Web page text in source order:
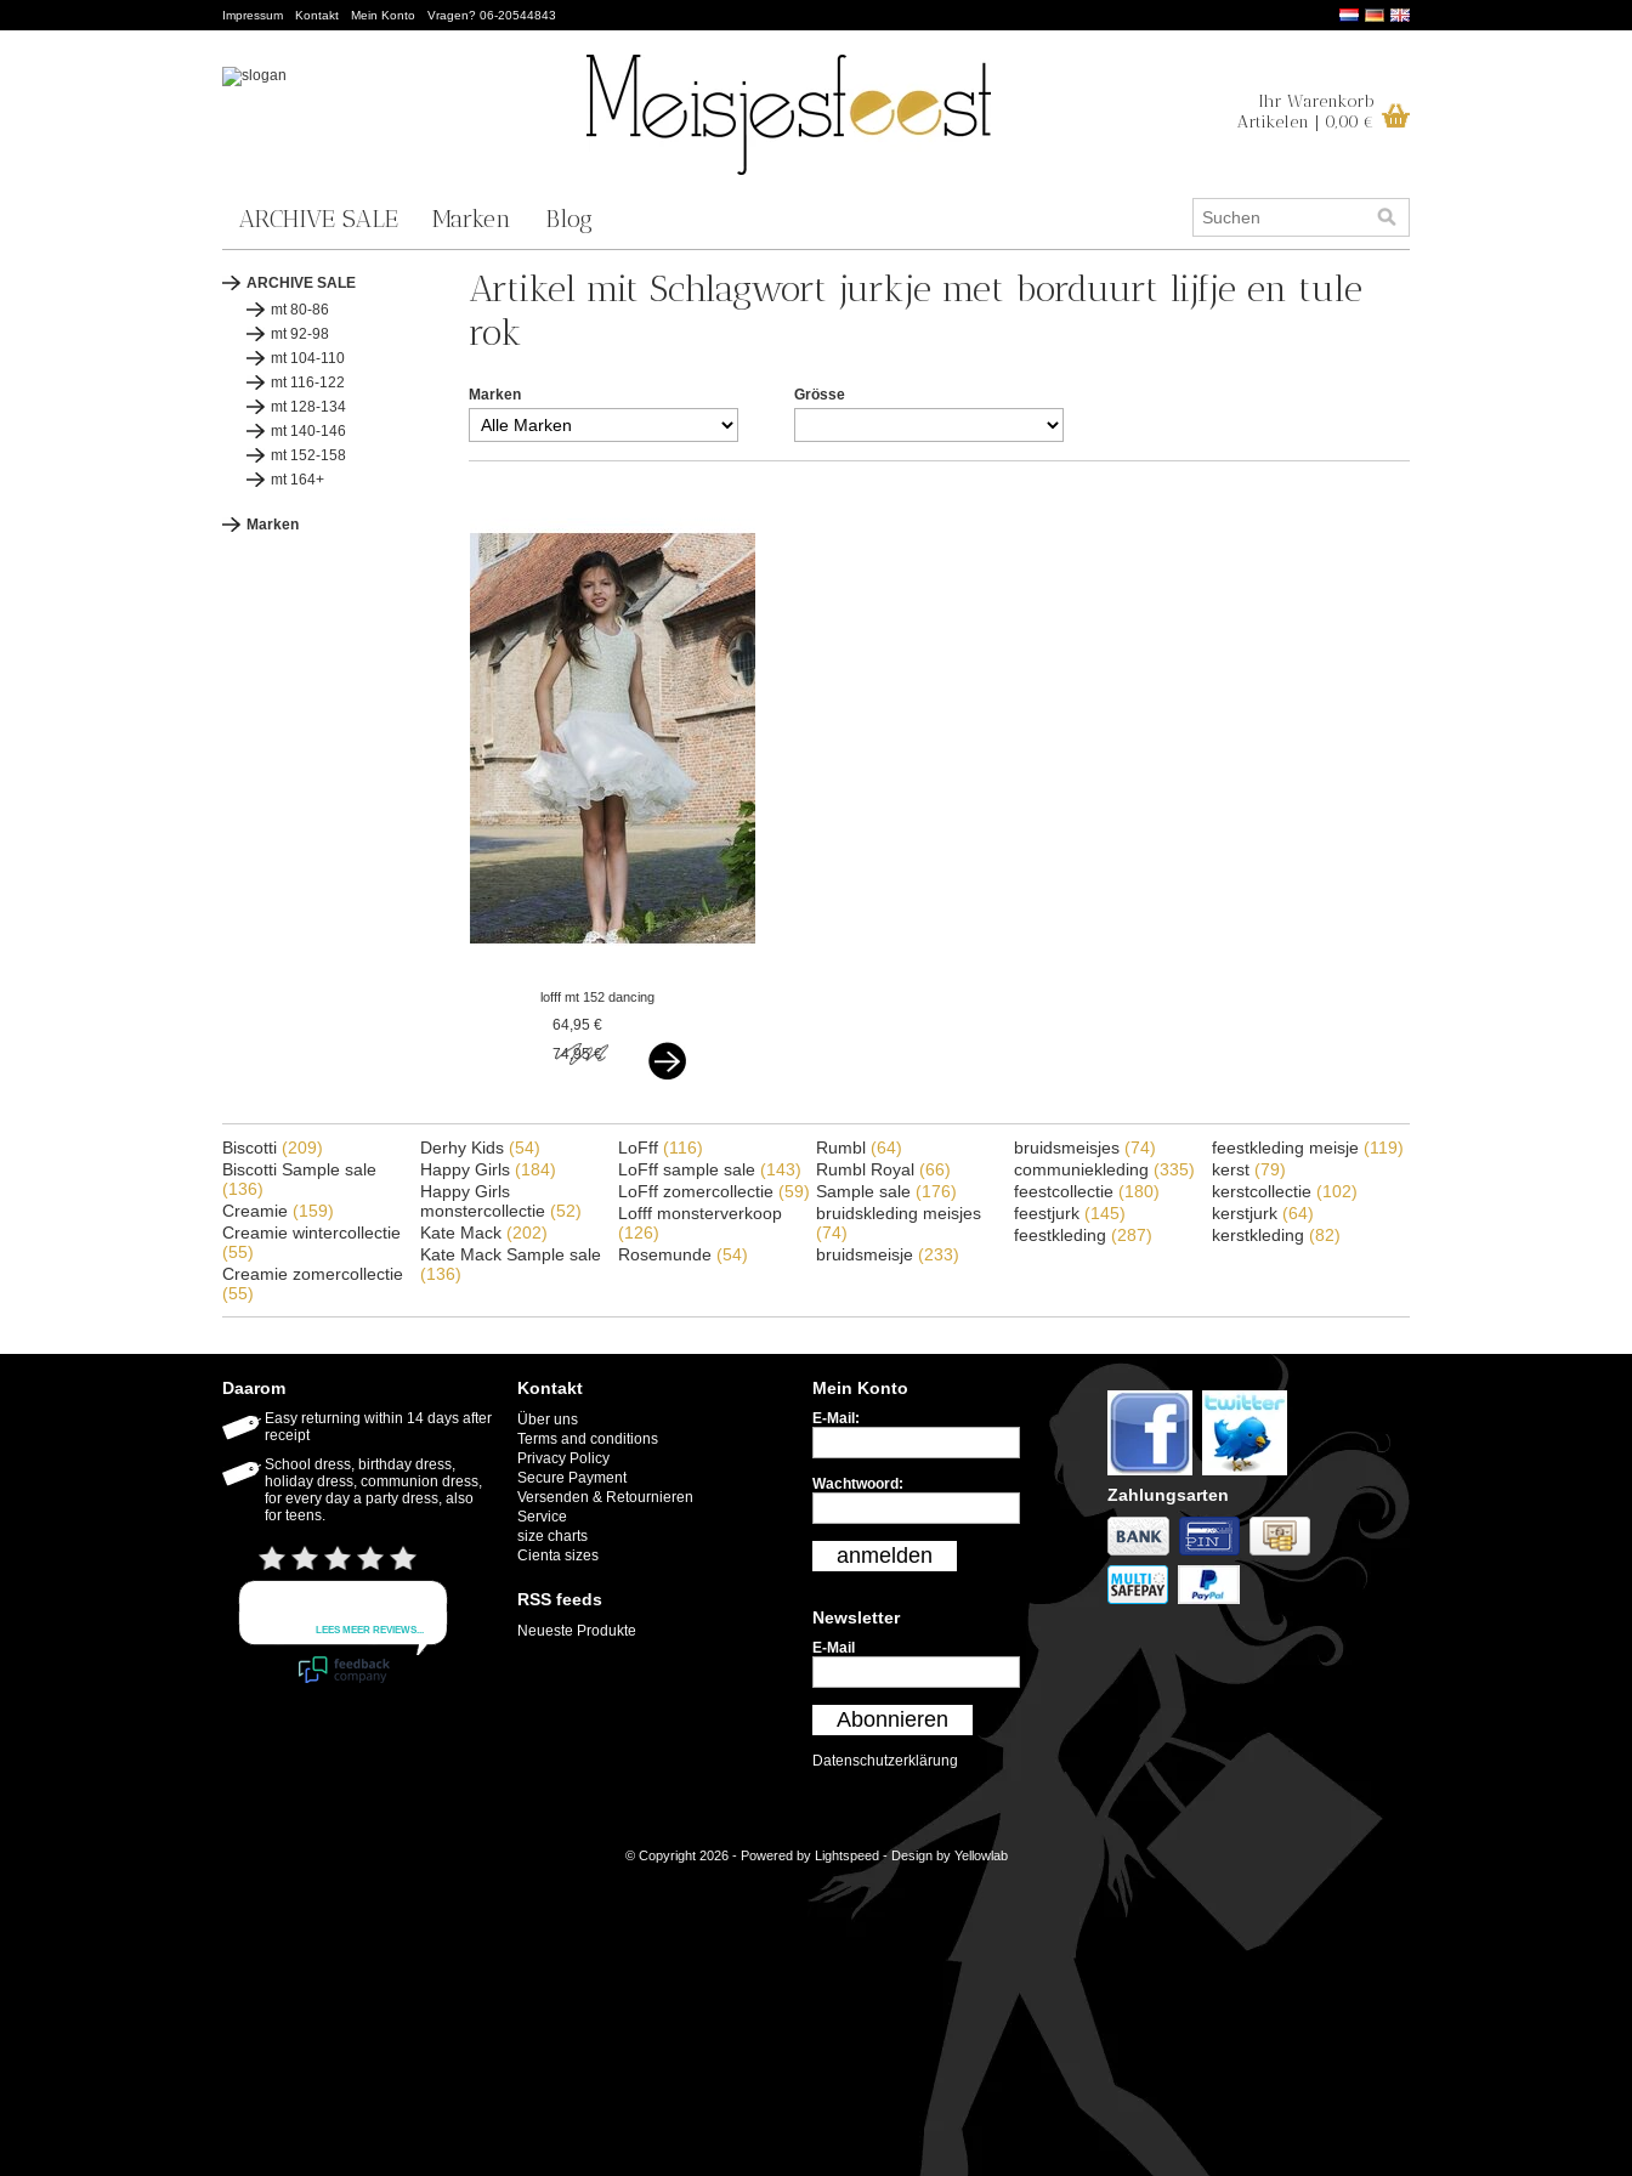
Impressum Kontakt Mein Konto Vragen? 06-20544843
Ihr Warenkorb
Artikelen | 0,00 €
ARCHIVE SALE Marken Blog
ARCHIVE SALE
mt 80-86
mt 92-98
mt 104-110
mt 116-122
mt 128-134
mt 140-146
mt 152-158
mt 164+
Marken
Artikel mit Schlagwort jurkje met borduurt lijfje en tule
rok
Marken Grösse
lofff mt 152 dancing
dress off white
64,95 €
74,95 €
Biscotti (209)
Biscotti Sample sale
(136)
Creamie (159)
Creamie wintercollectie
(55)
Creamie zomercollectie
(55)
Derhy Kids (54)
Happy Girls (184)
Happy Girls
monstercollectie (52)
Kate Mack (202)
Kate Mack Sample sale
(136)
LoFff (116)
LoFff sample sale (143)
LoFff zomercollectie (59)
Lofff monsterverkoop
(126)
Rosemunde (54)
Rumbl (64)
Rumbl Royal (66)
Sample sale (176)
bruidskleding meisjes
(74)
bruidsmeisje (233)
bruidsmeisjes (74)
communiekleding (335)
feestcollectie (180)
feestjurk (145)
feestkleding (287)
feestkleding meisje (119)
kerst (79)
kerstcollectie (102)
kerstjurk (64)
kerstkleding (82)
Daarom
Easy returning within 14 days after
receipt
School dress, birthday dress,
holiday dress, communion dress,
for every day a party dress, also
for teens.
Kontakt
Über uns
Terms and conditions
Privacy Policy
Secure Payment
Versenden & Retournieren
Service
size charts
Cienta sizes
RSS feeds
Neueste Produkte
Mein Konto
E-Mail:
Wachtwoord:
anmelden
Newsletter
E-Mail
Abonnieren
Datenschutzerklärung
Zahlungsarten
© Copyright 2026 - Powered by Lightspeed- Design by Yellowlab